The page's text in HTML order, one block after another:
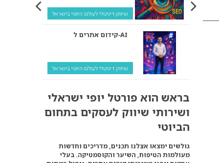
שיווק דיגיטלי לעולם היופי בישראל
קידום אתרים ל‑AI
שיווק דיגיטלי לעולם היופי בישראל
ולמה העסק שלך צריך
להתאים את עצמו אליהם?
קידום ל‑AI לעומת קידום
רגיל: איפה הכסף נמצא
באמת?
בראש הוא פורטל יופי ישראלי
ושירותי שיווק לעסקים בתחום
הביוטי
גולשים ימצאו אצלנו תכנים, מדריכים וחדשות
מעולמות הטיפוח, השיער והקוסמטיקה. בעלי